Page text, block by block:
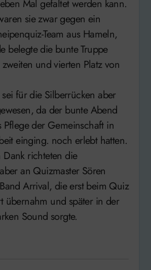
Mal gefaltet werden kann.
sie zwar gegen ein
Team aus Hameln,
belegte die bunte Truppe
und vierten Platz von
für die Silberrücken aber
da der bunte Abend
Pflege der Gemeinschaft in
einging. noch erlebt hatten.
richteten die
an Quizmaster Sören
Arrival, die erst beim Quiz
übernahm und später in der
Sound sorgte.